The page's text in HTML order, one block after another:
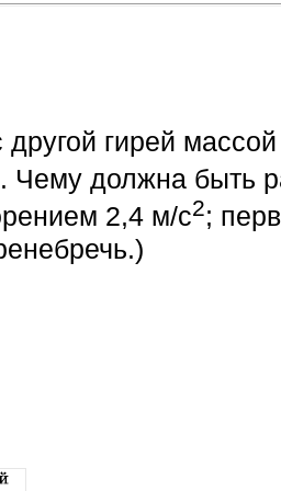
гирей
Чему должна быть
2,4 м/с2;